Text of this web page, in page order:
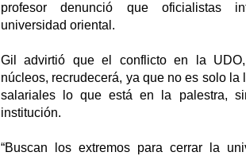
profesor denunció que oficialistas
universidad oriental.
Gil advirtió que el conflicto en la
núcleos, recrudecerá, ya que no es solo la
salariales lo que está en la palestra,
institución.
“Buscan los extremos para cerrar la